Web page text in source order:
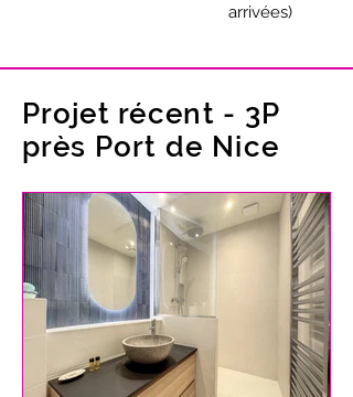
arrivées)
Projet récent - 3P
près Port de Nice